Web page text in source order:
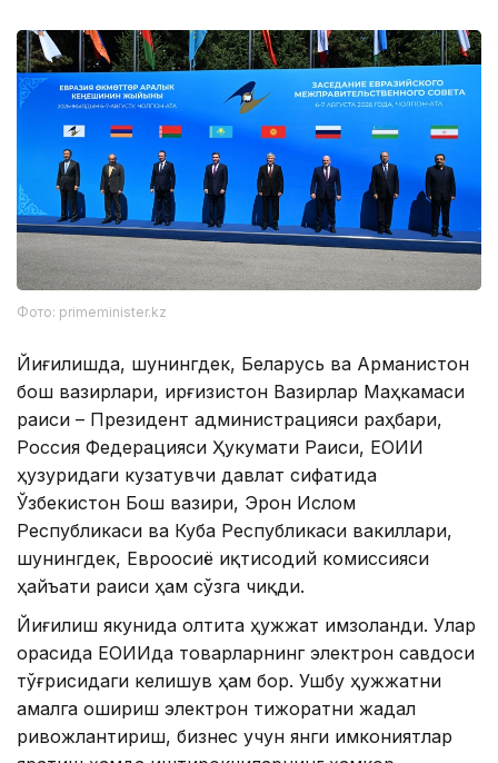
Фото: primeminister.kz
Йиғилишда, шунингдек, Беларусь ва Арманистон
бош вазирлари, Қирғизистон Вазирлар Маҳкамаси
раиси – Президент администрацияси раҳбари,
Россия Федерацияси Ҳукумати Раиси, ЕОИИ
ҳузуридаги кузатувчи давлат сифатида
Ўзбекистон Бош вазири, Эрон Ислом
Республикаси ва Куба Республикаси вакиллари,
шунингдек, Евроосиё иқтисодий комиссияси
ҳайъати раиси ҳам сўзга чиқди.
Йиғилиш якунида олтита ҳужжат имзоланди. Улар
орасида ЕОИИда товарларнинг электрон савдоси
тўғрисидаги келишув ҳам бор. Ушбу ҳужжатни
амалга ошириш электрон тижоратни жадал
ривожлантириш, бизнес учун янги имкониятлар